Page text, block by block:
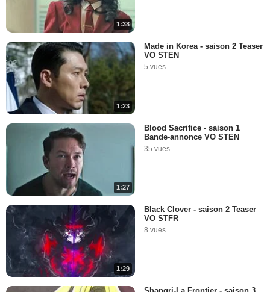
1:38
1:23
Made in Korea - saison 2 Teaser
VO STEN
5 vues
1:27
Blood Sacrifice - saison 1
Bande-annonce VO STEN
35 vues
1:29
Black Clover - saison 2 Teaser
VO STFR
8 vues